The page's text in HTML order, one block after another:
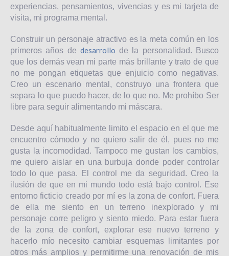
experiencias, pensamientos, vivencias y es mi tarjeta de
visita, mi programa mental.
Construir un personaje atractivo es la meta común en los
primeros años de desarrollo de la personalidad. Busco
que los demás vean mi parte más brillante y trato de que
no me pongan etiquetas que enjuicio como negativas.
Creo un escenario mental, construyo una frontera que
separa lo que puedo hacer, de lo que no. Me prohíbo Ser
libre para seguir alimentando mi máscara.
Desde aquí habitualmente limito el espacio en el que me
encuentro cómodo y no quiero salir de él, pues no me
gusta la incomodidad. Tampoco me gustan los cambios,
me quiero aislar en una burbuja donde poder controlar
todo lo que pasa. El control me da seguridad. Creo la
ilusión de que en mi mundo todo está bajo control. Ese
entorno ficticio creado por mí es la zona de confort. Fuera
de ella me siento en un terreno inexplorado y mi
personaje corre peligro y siento miedo. Para estar fuera
de la zona de confort, explorar ese nuevo terreno y
hacerlo mío necesito cambiar esquemas limitantes por
otros más amplios y permitirme una renovación de mis